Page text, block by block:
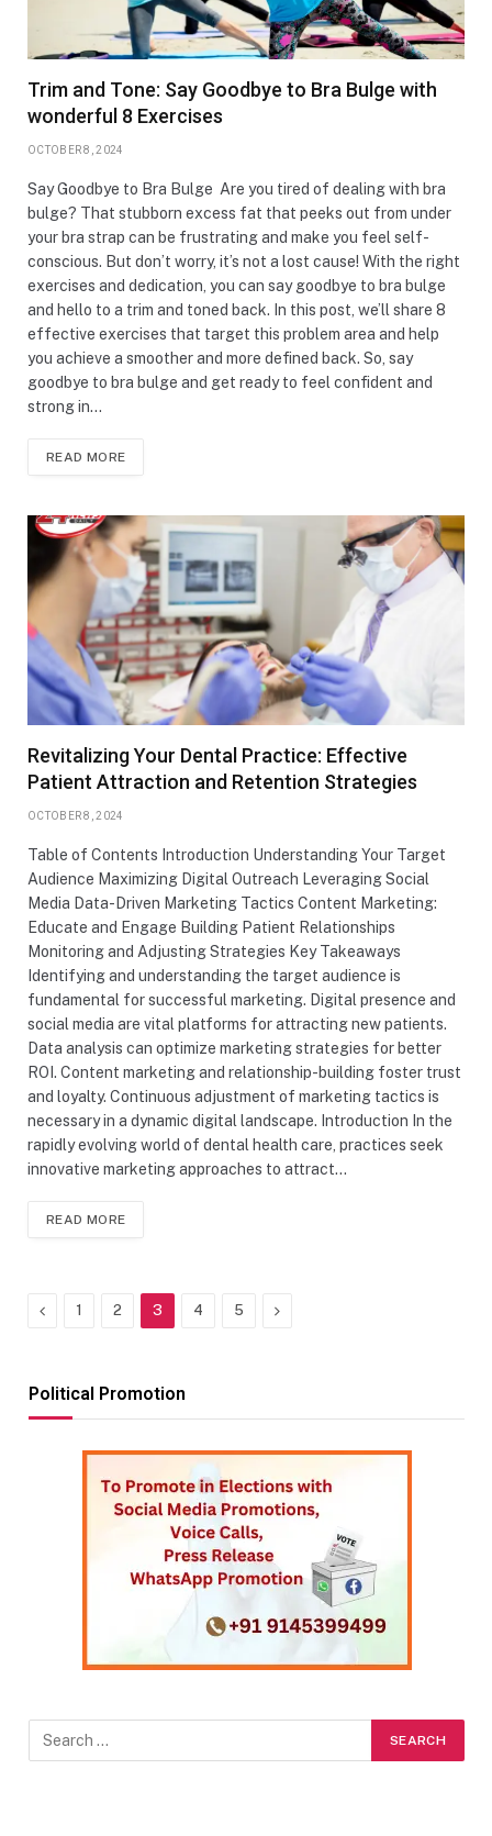
Trim and Tone: Say Goodbye to Bra Bulge with
wonderful 8 Exercises
OCTOBER 8, 2024
Say Goodbye to Bra Bulge Are you tired of dealing with bra
bulge? That stubborn excess fat that peeks out from under
your bra strap can be frustrating and make you feel self-
conscious. But don’t worry, it’s not a lost cause! With the right
exercises and dedication, you can say goodbye to bra bulge
and hello to a trim and toned back. In this post, we’ll share 8
effective exercises that target this problem area and help
you achieve a smoother and more defined back. So, say
goodbye to bra bulge and get ready to feel confident and
strong in…
READ MORE
Revitalizing Your Dental Practice: Effective
Patient Attraction and Retention Strategies
OCTOBER 8, 2024
Table of Contents Introduction Understanding Your Target
Audience Maximizing Digital Outreach Leveraging Social
Media Data-Driven Marketing Tactics Content Marketing:
Educate and Engage Building Patient Relationships
Monitoring and Adjusting Strategies Key Takeaways
Identifying and understanding the target audience is
fundamental for successful marketing. Digital presence and
social media are vital platforms for attracting new patients.
Data analysis can optimize marketing strategies for better
ROI. Content marketing and relationship-building foster trust
and loyalty. Continuous adjustment of marketing tactics is
necessary in a dynamic digital landscape. Introduction In the
rapidly evolving world of dental health care, practices seek
innovative marketing approaches to attract…
READ MORE
Previous
1 2 3 4 5 Next
Political Promotion